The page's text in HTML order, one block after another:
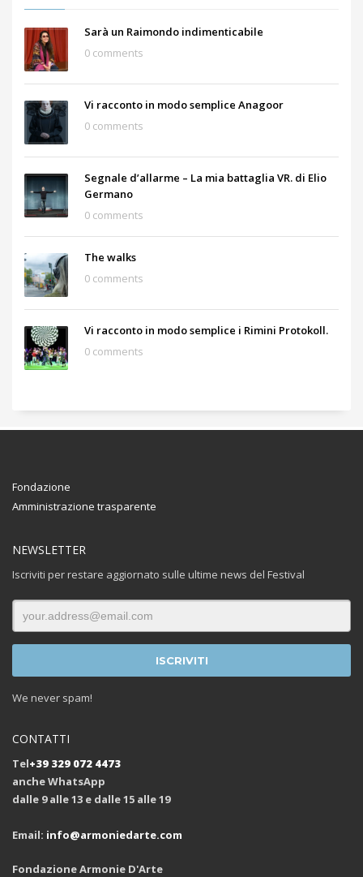
Sarà un Raimondo indimenticabile
0 comments
Vi racconto in modo semplice Anagoor
0 comments
Segnale d’allarme – La mia battaglia VR. di Elio
Germano
0 comments
The walks
0 comments
Vi racconto in modo semplice i Rimini Protokoll.
0 comments
Fondazione
Amministrazione trasparente
NEWSLETTER
Iscriviti per restare aggiornato sulle ultime news del Festival
We never spam!
CONTATTI
Tel+39 329 072 4473
anche WhatsApp
dalle 9 alle 13 e dalle 15 alle 19
Email: info@armoniedarte.com
Fondazione Armonie D'Arte